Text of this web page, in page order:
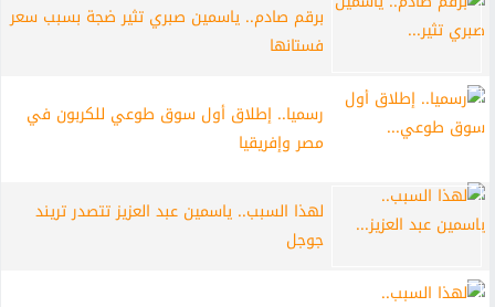
برقم صادم.. ياسمين صبري تثير ضجة بسبب سعر
فستانها
رسميا.. إطلاق أول سوق طوعي للكربون في
مصر وإفريقيا
لهذا السبب.. ياسمين عبد العزيز تتصدر تريند
جوجل